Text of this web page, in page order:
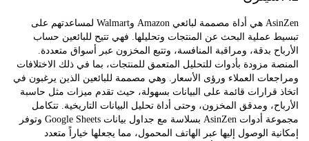
AsinZen هي أداة مصممة لبائعي Amazon وWalmart لمساعدتهم على
عملية البحث عن المنتجات وتحليلها. فهي تتيح للبائعين حساب
بدقة، ومراقبة المنافسة، وتتبع المخزون عبر أسواق متعددة.
مزودة بأدوات للتحليل المتعمق للمنتجات، بما في ذلك الاختلافات
العملاء ورؤى الأسعار. وهي مصممة للبائعين الذين يرغبون في
قرارات قائمة على البيانات بسهولة، حيث تقدم ميزات مثل حاسبة
ومدقق المخزون، وحتى أداة تحليل البيانات التاريخية. تتكامل
مجموعة أدوات AsinZen بسلاسة مع جداول بيانات Google Sheets وتوفر
الوصول إليها عبر الهاتف المحمول، مما يجعلها خياراً متعدد